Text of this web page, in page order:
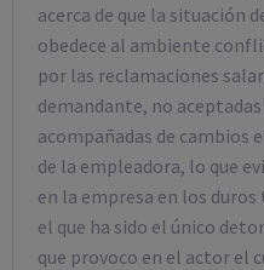
acerca de que la situación
obedece al ambiente
por las reclamaciones
demandante, no
acompañadas de cambios
de la empleadora, lo que
en la empresa en los
el que ha sido el único
que provoco en el actor el